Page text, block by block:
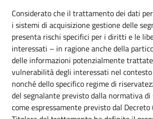
Considerato che il trattamento dei dati
i sistemi di acquisizione gestione delle
presenta rischi specifici per i diritti e le
interessati – in ragione anche della
delle informazioni potenzialmente
vulnerabilità degli interessati nel
nonché dello specifico regime di
del segnalante previsto dalla normativa
come espressamente previsto dal Decreto